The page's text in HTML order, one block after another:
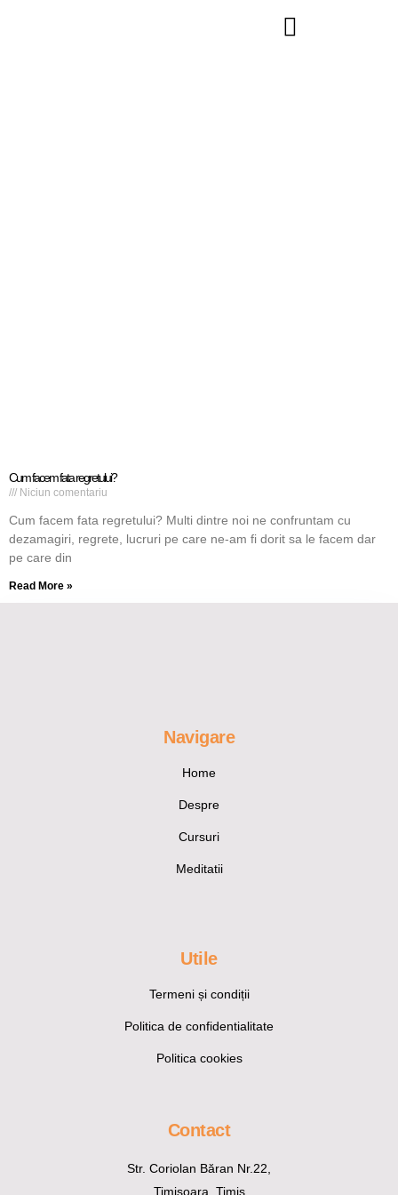
Cum facem fata regretului?
Niciun comentariu
Cum facem fata regretului? Multi dintre noi ne confruntam cu
dezamagiri, regrete, lucruri pe care ne-am fi dorit sa le facem dar
pe care din
Read More »
Navigare
Home
Despre
Cursuri
Meditatii
Utile
Termeni și condiții
Politica de confidentialitate
Politica cookies
Contact
Str. Coriolan Băran Nr.22,
Timișoara, Timiș